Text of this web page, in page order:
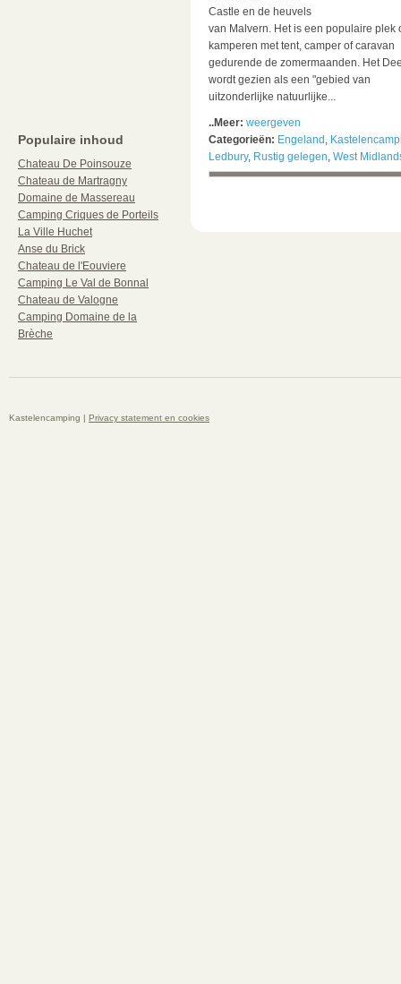
Populaire inhoud
Chateau De Poinsouze
Chateau de Martragny
Domaine de Massereau
Camping Criques de Porteils
La Ville Huchet
Anse du Brick
Chateau de l'Eouviere
Camping Le Val de Bonnal
Chateau de Valogne
Camping Domaine de la
Brèche
Castle en de heuvels
van Malvern. Het is een populaire plek
kamperen met tent, camper of caravan
gedurende de zomermaanden. Het
wordt gezien als een "gebied van
uitzonderlijke natuurlijke...
..Meer: weergeven
Categorieën: Engeland ,
Ledbury, Rustig gelegen, West
Kastelencamping | Privacy statement en cookies